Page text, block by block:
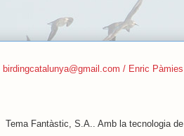
birdingcatalunya@gmail.com / Enric Pàmies
Tema Fantàstic, S.A.. Amb la tecnologia de